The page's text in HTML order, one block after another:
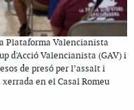
Plataforma Valencianista
d'Acció Valencianista (GAV) i
de presó per l’assalt i
en el Casal Romeu